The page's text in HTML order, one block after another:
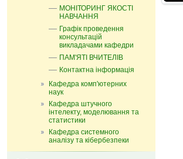
МОНІТОРИНГ ЯКОСТІ
НАВЧАННЯ
Графік проведення
консультацій
викладачами кафедри
ПАМ'ЯТІ ВЧИТЕЛІВ
Контактна інформація
Кафедра комп'ютерних
наук
Кафедра штучного
інтелекту, моделювання та
статистики
Кафедра системного
аналізу та кібербезпеки